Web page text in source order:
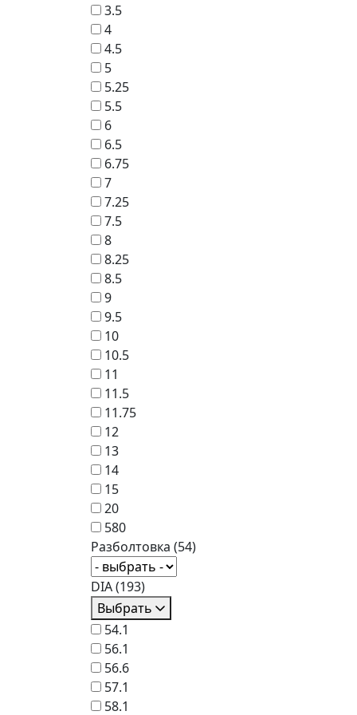
3.5
4
4.5
5
5.25
5.5
6
6.5
6.75
7
7.25
7.5
8
8.25
8.5
9
9.5
10
10.5
11
11.5
11.75
12
13
14
15
20
580
Разболтовка (54)
DIA(193)
Выбрать
54.1
56.1
56.6
57.1
58.1